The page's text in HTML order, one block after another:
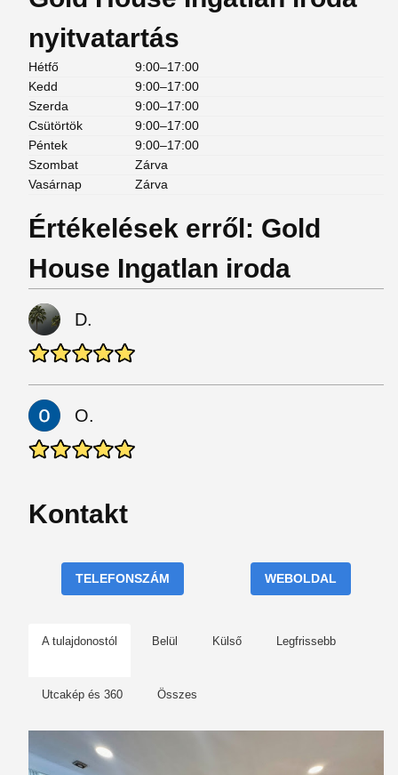
nyitvatartás
Hétfő
9:00–17:00
Kedd
9:00–17:00
Szerda
9:00–17:00
Csütörtök
9:00–17:00
Péntek
9:00–17:00
Szombat
Zárva
Vasárnap
Zárva
Értékelések erről: Gold
House Ingatlan iroda
D.
O.
Kontakt
TELEFONSZÁM WEBOLDAL
A tulajdonostól Belül Külső Legfrissebb
Utcakép és 360 Összes